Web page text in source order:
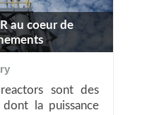
au coeur de
sont des
dont la puissance